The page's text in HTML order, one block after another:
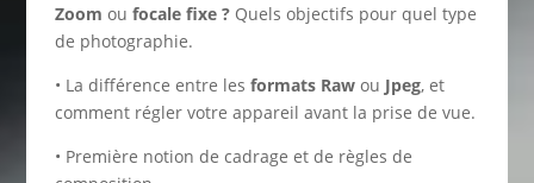
Zoom ou focale fixe ? Quels objectifs pour quel type
de photographie.
• La différence entre les formats Raw ou Jpeg, et
comment régler votre appareil avant la prise de vue.
• Première notion de cadrage et de règles de